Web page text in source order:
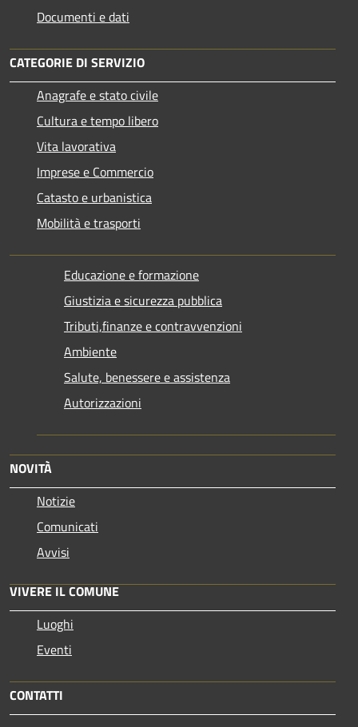
Documenti e dati
CATEGORIE DI SERVIZIO
Anagrafe e stato civile
Cultura e tempo libero
Vita lavorativa
Imprese e Commercio
Catasto e urbanistica
Mobilità e trasporti
Educazione e formazione
Giustizia e sicurezza pubblica
Tributi,finanze e contravvenzioni
Ambiente
Salute, benessere e assistenza
Autorizzazioni
NOVITÀ
Notizie
Comunicati
Avvisi
VIVERE IL COMUNE
Luoghi
Eventi
CONTATTI